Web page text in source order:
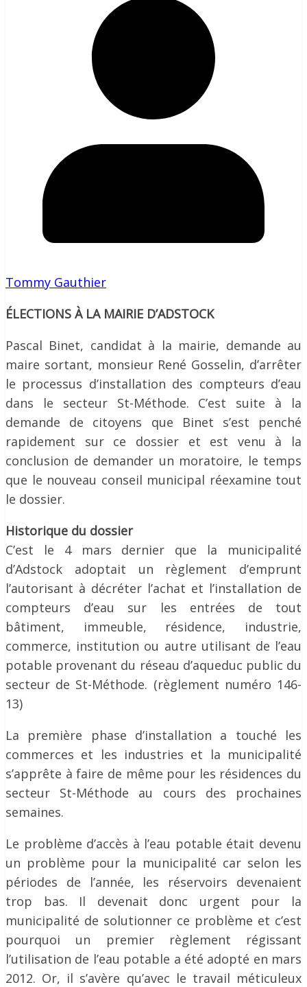
Tommy Gauthier
ÉLECTIONS À LA MAIRIE D’ADSTOCK
Pascal Binet, candidat à la mairie, demande au
maire sortant, monsieur René Gosselin, d’arrêter
le processus d’installation des compteurs d’eau
dans le secteur St-Méthode. C’est suite à la
demande de citoyens que Binet s’est penché
rapidement sur ce dossier et est venu à la
conclusion de demander un moratoire, le temps
que le nouveau conseil municipal réexamine tout
le dossier.
Historique du dossier
C’est le 4 mars dernier que la municipalité
d’Adstock adoptait un règlement d’emprunt
l’autorisant à décréter l’achat et l’installation de
compteurs d’eau sur les entrées de tout
bâtiment, immeuble, résidence, industrie,
commerce, institution ou autre utilisant de l’eau
potable provenant du réseau d’aqueduc public du
secteur de St-Méthode. (règlement numéro 146-
13)
La première phase d’installation a touché les
commerces et les industries et la municipalité
s’apprête à faire de même pour les résidences du
secteur St-Méthode au cours des prochaines
semaines.
Le problème d’accès à l’eau potable était devenu
un problème pour la municipalité car selon les
périodes de l’année, les réservoirs devenaient
trop bas. Il devenait donc urgent pour la
municipalité de solutionner ce problème et c’est
pourquoi un premier règlement régissant
l’utilisation de l’eau potable a été adopté en mars
2012. Or, il s’avère qu’avec le travail méticuleux